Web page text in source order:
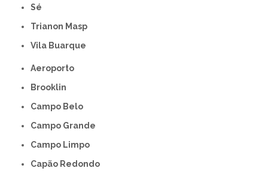
Sé
Trianon Masp
Vila Buarque
Aeroporto
Brooklin
Campo Belo
Campo Grande
Campo Limpo
Capão Redondo